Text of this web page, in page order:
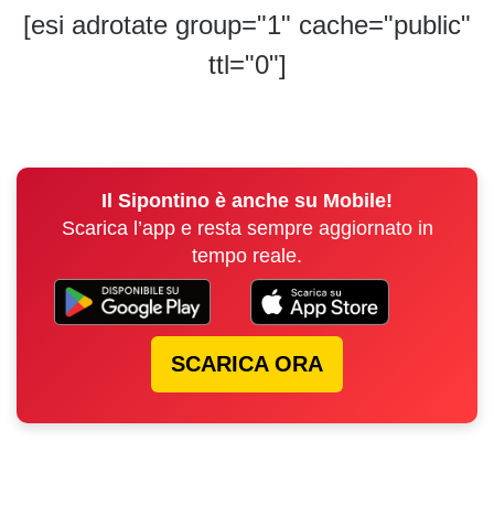
[esi adrotate group="1" cache="public"
ttl="0"]
Il Sipontino è anche su Mobile!
Scarica l’app e resta sempre aggiornato in
tempo reale.
SCARICA ORA